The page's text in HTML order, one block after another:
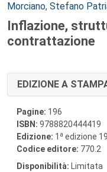
Morciano, Stefano
Inflazione,
contrattazione
EDIZIONE A
Pagine: 196
ISBN: 9788820444419
Edizione: 1 a edizione
Codice editore: 770.2
Disponibilità: Limitata